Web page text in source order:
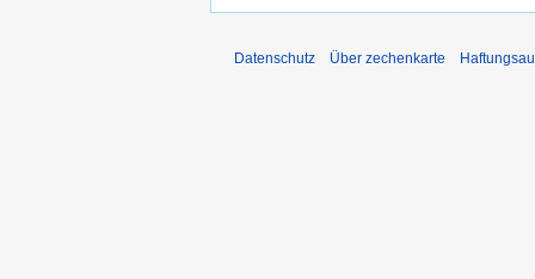
Datenschutz Über zechenkarte